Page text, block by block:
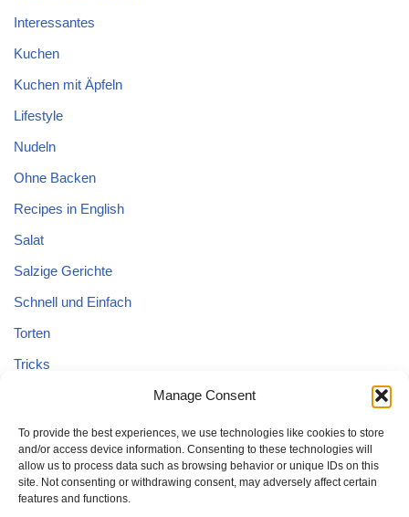
Manage Consent
To provide the best experiences, we use technologies like cookies to store
and/or access device information. Consenting to these technologies will
allow us to process data such as browsing behavior or unique IDs on this
site. Not consenting or withdrawing consent, may adversely affect certain
features and functions.
Interessantes
Kuchen
Kuchen mit Äpfeln
Lifestyle
Nudeln
Ohne Backen
Recipes in English
Salat
Salzige Gerichte
Schnell und Einfach
Torten
Tricks
Uncategorized
Vegane Kuchen